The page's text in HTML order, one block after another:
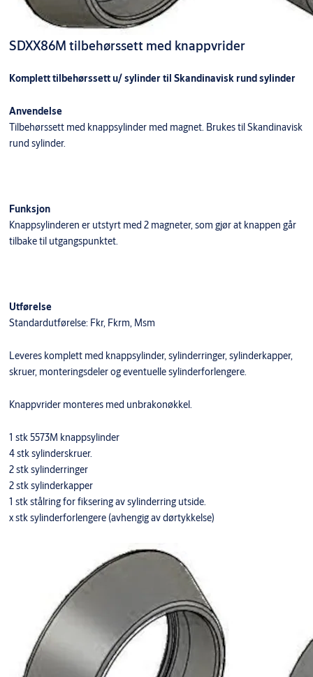
SDXX86M tilbehørssett med knappvrider
Komplett tilbehørssett u/ sylinder til Skandinavisk rund sylinder
Anvendelse
Tilbehørssett med knappsylinder med magnet. Brukes til Skandinavisk
rund sylinder.
Funksjon
Knappsylinderen er utstyrt med 2 magneter, som gjør at knappen går
tilbake til utgangspunktet.
Utførelse
Standardutførelse: Fkr, Fkrm, Msm
Leveres komplett med knappsylinder, sylinderringer, sylinderkapper,
skruer, monteringsdeler og eventuelle sylinderforlengere.
Knappvrider monteres med unbrakonøkkel.
1 stk 5573M knappsylinder
4 stk sylinderskruer.
2 stk sylinderringer
2 stk sylinderkapper
1 stk stålring for fiksering av sylinderring utside.
x stk sylinderforlengere (avhengig av dørtykkelse)